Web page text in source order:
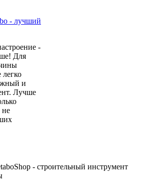
-
Для
легко
и
Лучше
не
- строительный инструмент